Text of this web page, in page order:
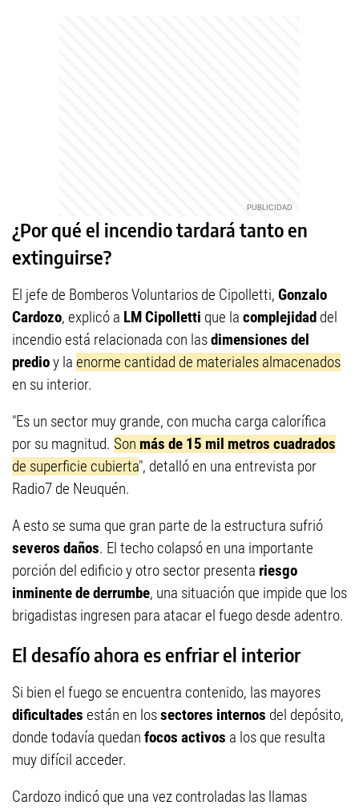
¿Por qué el incendio tardará tanto en
extinguirse?
El jefe de Bomberos Voluntarios de Cipolletti, Gonzalo
Cardozo, explicó a LM Cipolletti que la complejidad del
incendio está relacionada con lasdimensiones del
predioy la enorme cantidad de materiales almacenados
en su interior.
"Es un sector muy grande, con mucha carga calorífica
por su magnitud. Son más de 15 mil metros cuadrados
de superficie cubierta", detalló en una entrevista por
Radio7 de Neuquén.
A esto se suma que gran parte de la estructura sufrió
severos daños. El techo colapsó en una importante
porción del edificio y otro sector presenta riesgo
inminente de derrumbe, una situación que impide que los
brigadistas ingresen para atacar el fuego desde adentro.
El desafío ahora es enfriar el interior
Si bien el fuego se encuentra contenido, las mayores
dificultades están en lossectores internos del depósito,
donde todavía quedan focos activos a los que resulta
muy difícil acceder.
Cardozo indicó que una vez controladas las llamas